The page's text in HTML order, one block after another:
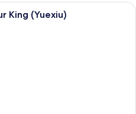
Suite Premium, 1 Tempat Tidur King
King (Yuexiu)